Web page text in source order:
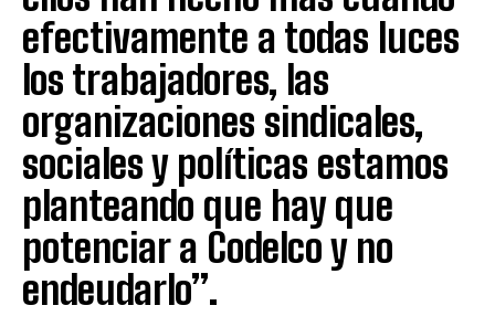
efectivamente a todas luces
los trabajadores, las
organizaciones sindicales,
sociales y políticas estamos
planteando que hay que
potenciar a Codelco y no
endeudarlo”.